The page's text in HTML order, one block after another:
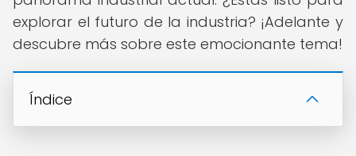
explorar el futuro de la industria? ¡Adelante y
descubre más sobre este emocionante tema!
Índice